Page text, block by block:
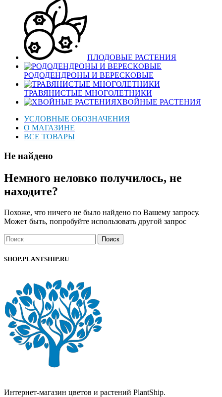
ПЛОДОВЫЕ РАСТЕНИЯ
РОДОДЕНДРОНЫ И ВЕРЕСКОВЫЕ
ТРАВЯНИСТЫЕ МНОГОЛЕТНИКИ
ХВОЙНЫЕ РАСТЕНИЯ
УСЛОВНЫЕ ОБОЗНАЧЕНИЯ
О МАГАЗИНЕ
ВСЕ ТОВАРЫ
Не найдено
Немного неловко получилось, не
находите?
Похоже, что ничего не было найдено по Вашему запросу.
Может быть, попробуйте использовать другой запрос
Поиск
SHOP.PLANTSHIP.RU
Интернет-магазин цветов и растений PlantShip.